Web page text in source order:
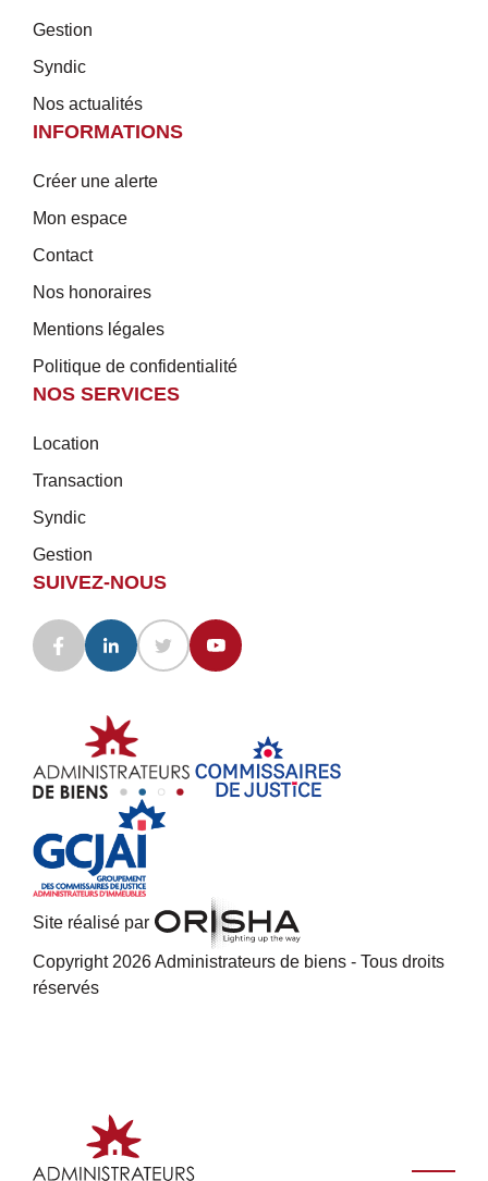
Gestion
Syndic
Nos actualités
INFORMATIONS
Créer une alerte
Mon espace
Contact
Nos honoraires
Mentions légales
Politique de confidentialité
NOS SERVICES
Location
Transaction
Syndic
Gestion
SUIVEZ-NOUS
Site réalisé par
Copyright 2026 Administrateurs de biens - Tous droits
réservés